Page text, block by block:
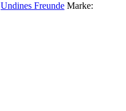
Undines Freunde Marke: